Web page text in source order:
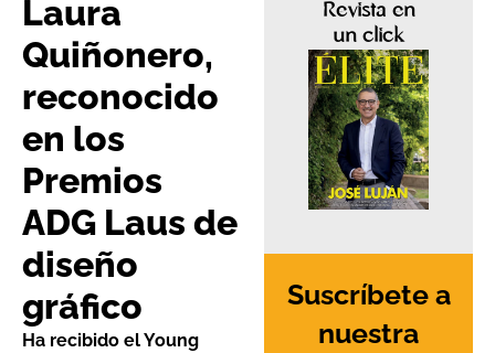
Laura
Quiñonero,
reconocido
en los
Premios
ADG Laus de
diseño
gráfico
Ha recibido el Young
Revista en
un click
Suscríbete a
nuestra